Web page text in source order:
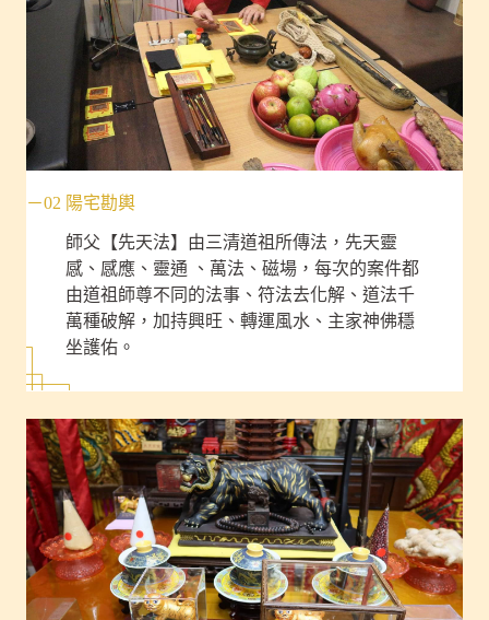
－02 陽宅勘輿
師父【先天法】由三清道祖所傳法，先天靈
感、感應、靈通 、萬法、磁場，每次的案件都
由道祖師尊不同的法事、符法去化解、道法千
萬種破解，加持興旺、轉運風水、主家神佛穩
坐護佑。